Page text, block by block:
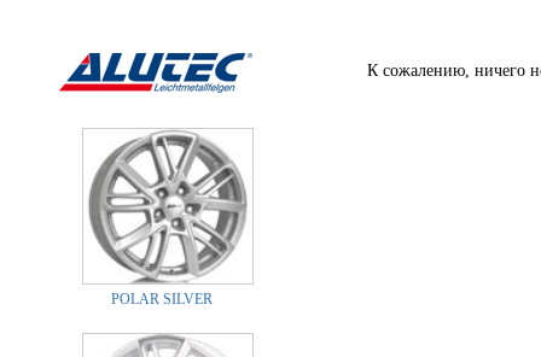
POLAR SILVER
К сожалению, ничего